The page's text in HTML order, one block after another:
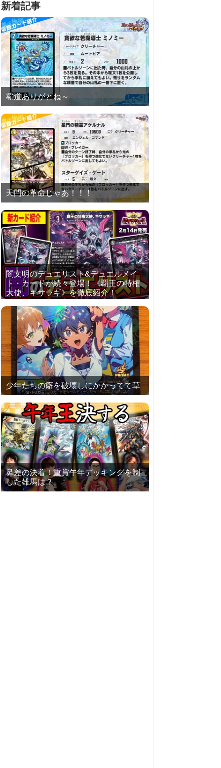
新着記事
覇道ありがとね～
天門の革命じゃあ！！！
闇文明のデュエリスト&デュエルメイ
ト・カードが続々登場！《覇王の特権
大使、キサラギ》を徹底紹介！
少年たちの癖を破壊しにかかってて草
鼻差の決着！重賞午年デッキングを制
した雄馬は？